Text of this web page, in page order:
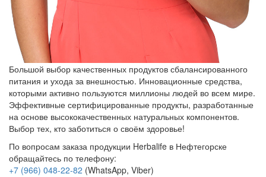
Большой выбор качественных продуктов сбалансированного
питания и ухода за внешностью. Инновационные средства,
которыми активно пользуются миллионы людей во всем мире.
Эффективные сертифицированные продукты, разработанные
на основе высококачественных натуральных компонентов.
Выбор тех, кто заботиться о своём здоровье!
По вопросам заказа продукции Herbalife в Нефтегорске
обращайтесь по телефону:
+7 (966) 048-22-82 (WhatsApp, Viber)